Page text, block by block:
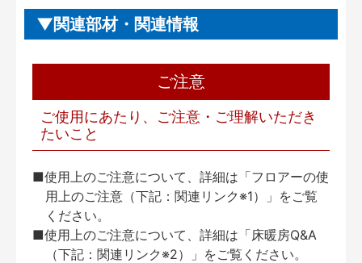
関連部材・関連情報
ご注意
ご使用にあたり、ご注意・ご理解いただき
たいこと
■使用上のご注意について、詳細は「フロアーの使
用上のご注意（下記：関連リンク※1）」をご覧
ください。
■使用上のご注意について、詳細は「床暖房Q&A
（下記：関連リンク※2）」をご覧ください。